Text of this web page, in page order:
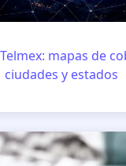
mapas de
ciudades y estados